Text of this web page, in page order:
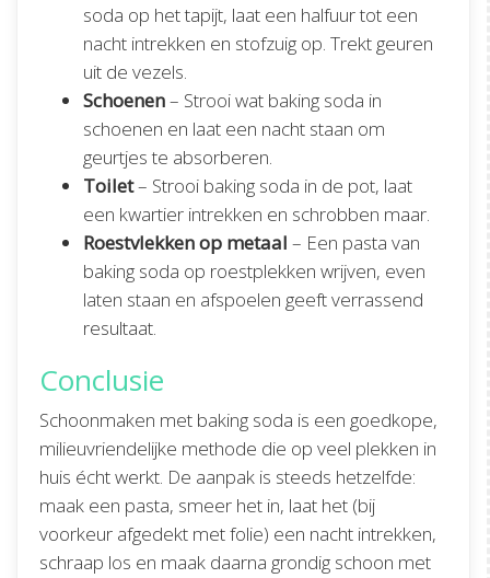
soda op het tapijt, laat een halfuur tot een
nacht intrekken en stofzuig op. Trekt geuren
uit de vezels.
Schoenen– Strooi wat baking soda in
schoenen en laat een nacht staan om
geurtjes te absorberen.
Toilet– Strooi baking soda in de pot, laat
een kwartier intrekken en schrobben maar.
Roestvlekken op metaal – Een pasta van
baking soda op roestplekken wrijven, even
laten staan en afspoelen geeft verrassend
resultaat.
Conclusie
Schoonmaken met baking soda is een goedkope,
milieuvriendelijke methode die op veel plekken in
huis écht werkt. De aanpak is steeds hetzelfde:
maak een pasta, smeer het in, laat het (bij
voorkeur afgedekt met folie) een nacht intrekken,
schraap los en maak daarna grondig schoon met